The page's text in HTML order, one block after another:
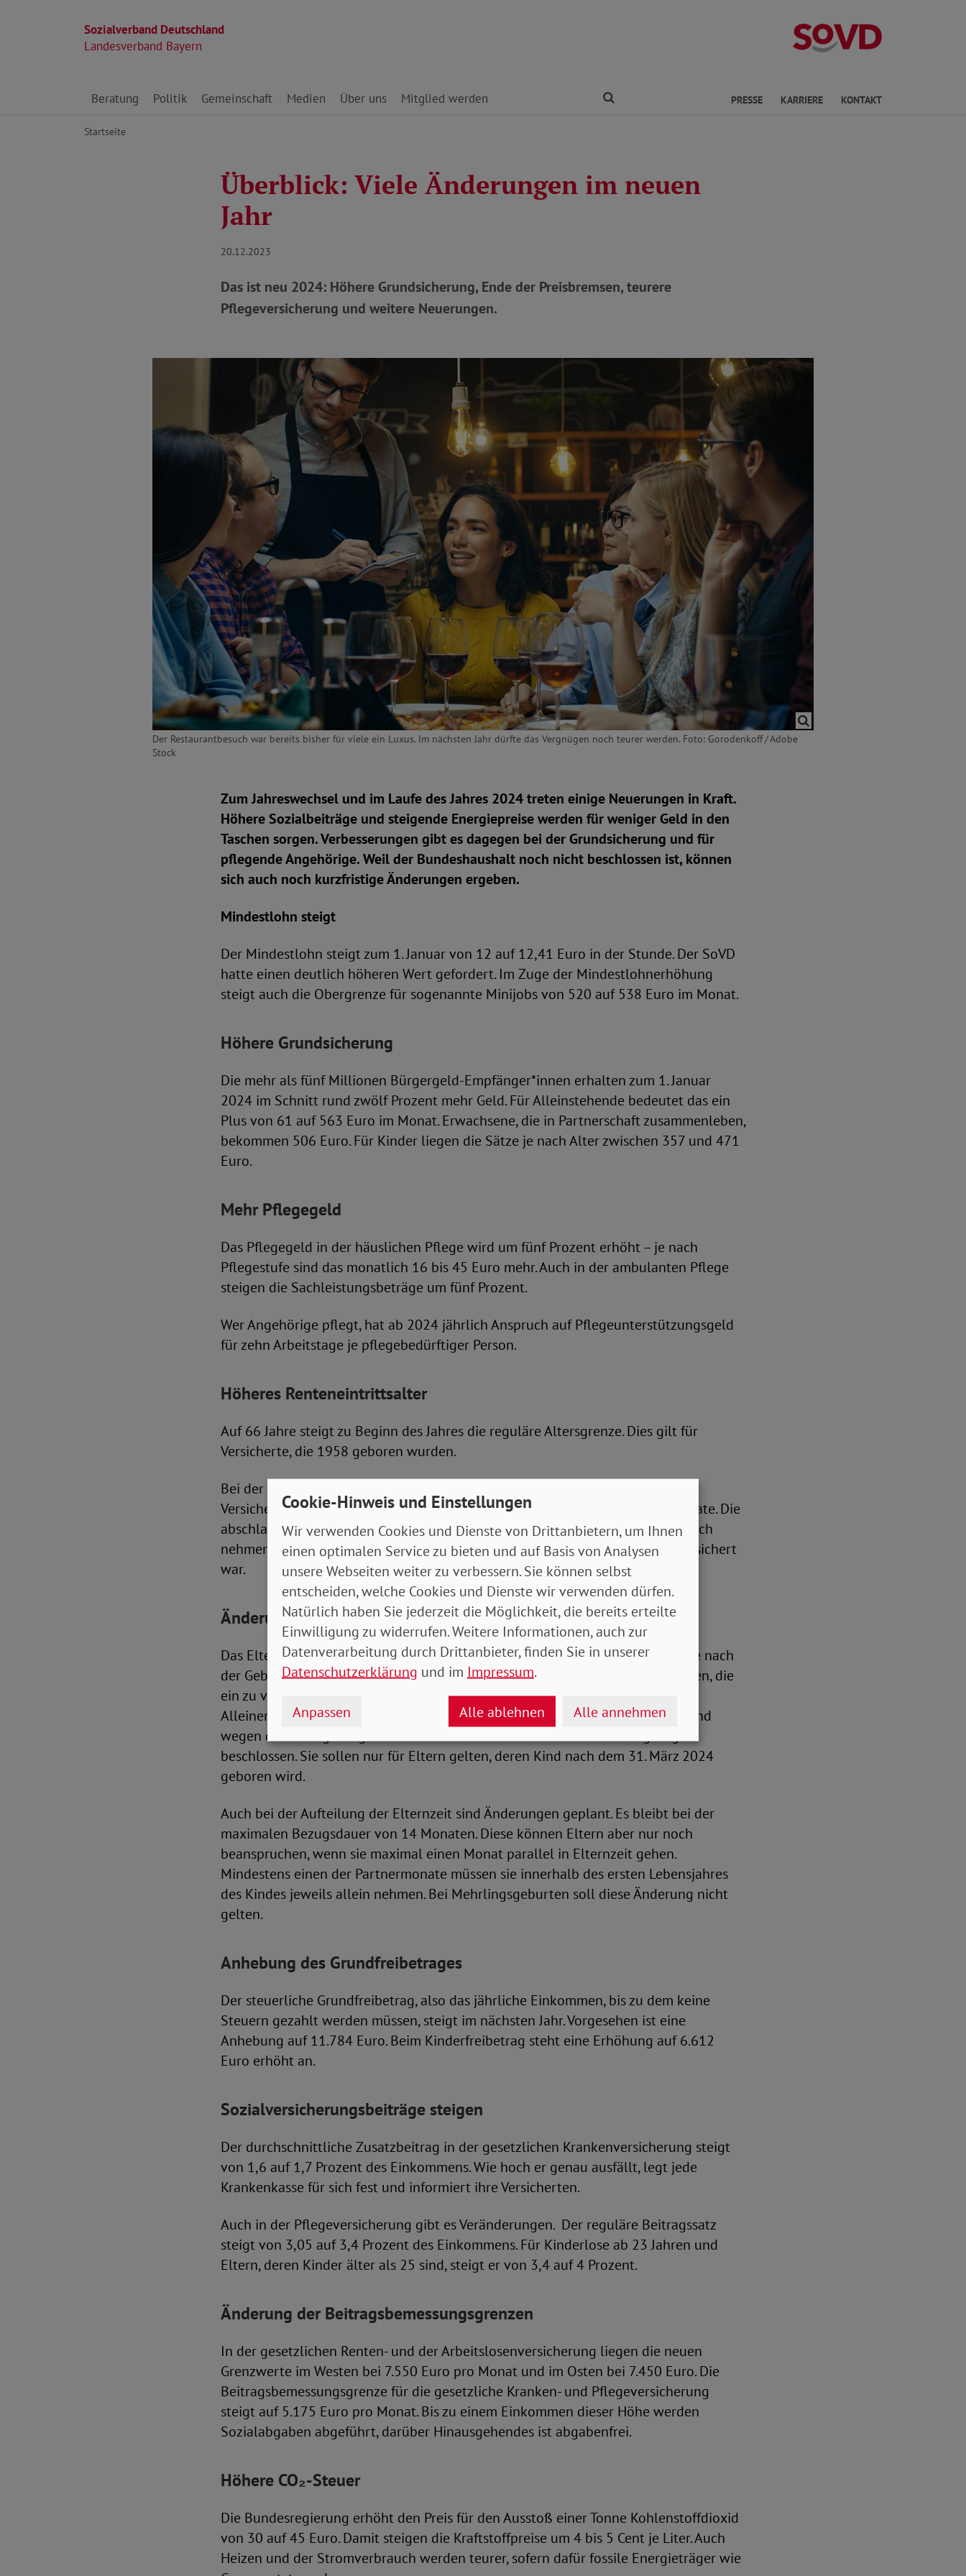
Sozialverband Deutschland
Landesverband Bayern
Landesverband
Direkt zu den Inhalten springen
Beratung Politik Gemeinschaft Medien Über uns Mitglied werden PRESSE KARRIERE KONTAKT
Startseite
Überblick: Viele Änderungen im neuen
Jahr
20.12.2023
Das ist neu 2024: Höhere Grundsicherung, Ende der Preisbremsen, teurere
Pflegeversicherung und weitere Neuerungen.
Der Restaurantbesuch war bereits bisher für viele ein Luxus. Im nächsten Jahr dürfte das Vergnügen noch teurer werden. Foto: Gorodenkoff / Adobe
Stock
Zum Jahreswechsel und im Laufe des Jahres 2024 treten einige Neuerungen in Kraft.
Höhere Sozialbeiträge und steigende Energiepreise werden für weniger Geld in den
Taschen sorgen. Verbesserungen gibt es dagegen bei der Grundsicherung und für
pflegende Angehörige. Weil der Bundeshaushalt noch nicht beschlossen ist, können
sich auch noch kurzfristige Änderungen ergeben.
Mindestlohn steigt
Der Mindestlohn steigt zum 1. Januar von 12 auf 12,41 Euro in der Stunde. Der SoVD
hatte einen deutlich höheren Wert gefordert. Im Zuge der Mindestlohnerhöhung
steigt auch die Obergrenze für sogenannte Minijobs von 520 auf 538 Euro im Monat.
Höhere Grundsicherung
Die mehr als fünf Millionen Bürgergeld-Empfänger*innen erhalten zum 1. Januar
2024 im Schnitt rund zwölf Prozent mehr Geld. Für Alleinstehende bedeutet das ein
Plus von 61 auf 563 Euro im Monat. Erwachsene, die in Partnerschaft zusammenleben,
bekommen 506 Euro. Für Kinder liegen die Sätze je nach Alter zwischen 357 und 471
Euro.
Mehr Pflegegeld
Das Pflegegeld in der häuslichen Pflege wird um fünf Prozent erhöht – je nach
Pflegestufe sind das monatlich 16 bis 45 Euro mehr. Auch in der ambulanten Pflege
steigen die Sachleistungsbeträge um fünf Prozent.
Wer Angehörige pflegt, hat ab 2024 jährlich Anspruch auf Pflegeunterstützungsgeld
für zehn Arbeitstage je pflegebedürftiger Person.
Höheres Renteneintrittsalter
Auf 66 Jahre steigt zu Beginn des Jahres die reguläre Altersgrenze. Dies gilt für
Versicherte, die 1958 geboren wurden.
Bei der als „Rente ab 63“ bezeichneten Altersrente für besonders langjährig
Versicherte steigt die Altersgrenze für 1960 Geborene auf 64 Jahre und 4 Monate. Die
abschlagsfreie Altersrente für besonders langjährig Versicherte kann in Anspruch
nehmen, wer mindestens 45 Jahre in der gesetzlichen Rentenversicherung versichert
war.
Änderungen beim Elterngeld
Das Elterngeld, das Mütter und Väter als Lohnersatzleistung erhalten, wenn sie nach
der Geburt eines Kindes zu Hause bleiben, soll ab April nur noch an Paare gehen, die
ein zu versteuerndes Jahreseinkommen von maximal 200.000 Euro haben. Für
Alleinerziehende soll die Grenze ab April bei 150.000 Euro liegen. Die Pläne sind
wegen der Verzögerungen beim Bundeshaushalt aber noch nicht endgültig
beschlossen. Sie sollen nur für Eltern gelten, deren Kind nach dem 31. März 2024
geboren wird.
Auch bei der Aufteilung der Elternzeit sind Änderungen geplant. Es bleibt bei der
maximalen Bezugsdauer von 14 Monaten. Diese können Eltern aber nur noch
beanspruchen, wenn sie maximal einen Monat parallel in Elternzeit gehen.
Mindestens einen der Partnermonate müssen sie innerhalb des ersten Lebensjahres
des Kindes jeweils allein nehmen. Bei Mehrlingsgeburten soll diese Änderung nicht
gelten.
Anhebung des Grundfreibetrages
Der steuerliche Grundfreibetrag, also das jährliche Einkommen, bis zu dem keine
Steuern gezahlt werden müssen, steigt im nächsten Jahr. Vorgesehen ist eine
Anhebung auf 11.784 Euro. Beim Kinderfreibetrag steht eine Erhöhung auf 6.612
Euro erhöht an.
Sozialversicherungsbeiträge steigen
Der durchschnittliche Zusatzbeitrag in der gesetzlichen Krankenversicherung steigt
von 1,6 auf 1,7 Prozent des Einkommens. Wie hoch er genau ausfällt, legt jede
Krankenkasse für sich fest und informiert ihre Versicherten.
Auch in der Pflegeversicherung gibt es Veränderungen. Der reguläre Beitragssatz
steigt von 3,05 auf 3,4 Prozent des Einkommens. Für Kinderlose ab 23 Jahren und
Eltern, deren Kinder älter als 25 sind, steigt er von 3,4 auf 4 Prozent.
Änderung der Beitragsbemessungsgrenzen
In der gesetzlichen Renten- und der Arbeitslosenversicherung liegen die neuen
Grenzwerte im Westen bei 7.550 Euro pro Monat und im Osten bei 7.450 Euro. Die
Beitragsbemessungsgrenze für die gesetzliche Kranken- und Pflegeversicherung
steigt auf 5.175 Euro pro Monat. Bis zu einem Einkommen dieser Höhe werden
Sozialabgaben abgeführt, darüber Hinausgehendes ist abgabenfrei.
Höhere CO₂-Steuer
Die Bundesregierung erhöht den Preis für den Ausstoß einer Tonne Kohlenstoffdioxid
von 30 auf 45 Euro. Damit steigen die Kraftstoffpreise um 4 bis 5 Cent je Liter. Auch
Heizen und der Stromverbrauch werden teurer, sofern dafür fossile Energieträger wie
Cookie-Hinweis und Einstellungen
Wir verwenden Cookies und Dienste von Drittanbietern, um Ihnen
einen optimalen Service zu bieten und auf Basis von Analysen
unsere Webseiten weiter zu verbessern. Sie können selbst
entscheiden, welche Cookies und Dienste wir verwenden dürfen.
Natürlich haben Sie jederzeit die Möglichkeit, die bereits erteilte
Einwilligung zu widerrufen. Weitere Informationen, auch zur
Datenverarbeitung durch Drittanbieter, finden Sie in unserer
Datenschutzerklärung und im Impressum.
Anpassen Alle ablehnen Alle annehmen